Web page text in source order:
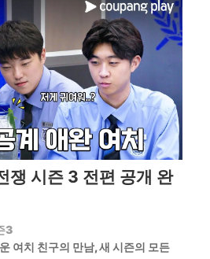
쟁 시즌 3 전편 공개 완
3
여치 친구의 만남, 새 시즌의 모든